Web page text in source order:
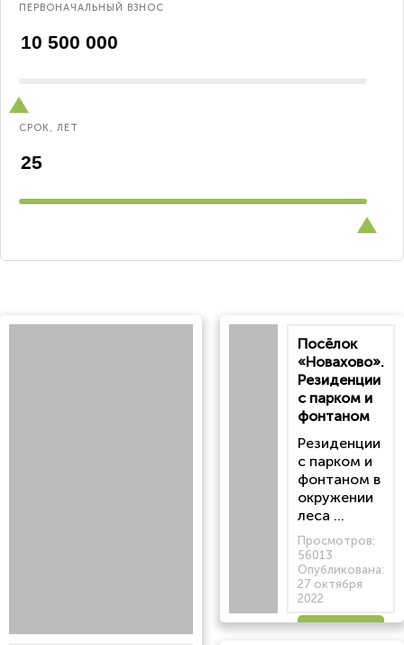
ПЕРВОНАЧАЛЬНЫЙ ВЗНОС
СРОК, ЛЕТ
Посёлок
«Новахово».
Резиденции
с парком и
фонтаном
Резиденции
с парком и
фонтаном в
окружении
леса ...
Просмотров:
56013
Опубликована:
27 октября
2022